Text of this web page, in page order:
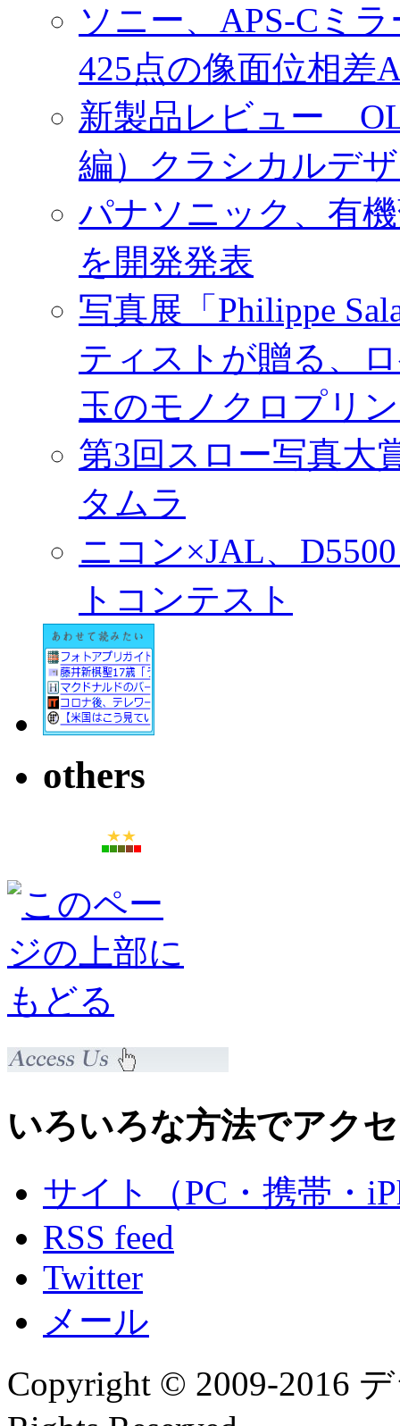
ソニー、APS-Cミ
425点の像面位相
新製品レビュー
編）クラシカルデ
パナソニック、有
を開発発表
写真展「Philippe
ティストが贈る、
玉のモノクロプリ
第3回スロー写真
タムラ
ニコン×JAL、
トコンテスト
others
いろいろな方法でアク
サイト（PC・携帯・
RSS feed
Twitter
メール
Copyright © 2009-2016